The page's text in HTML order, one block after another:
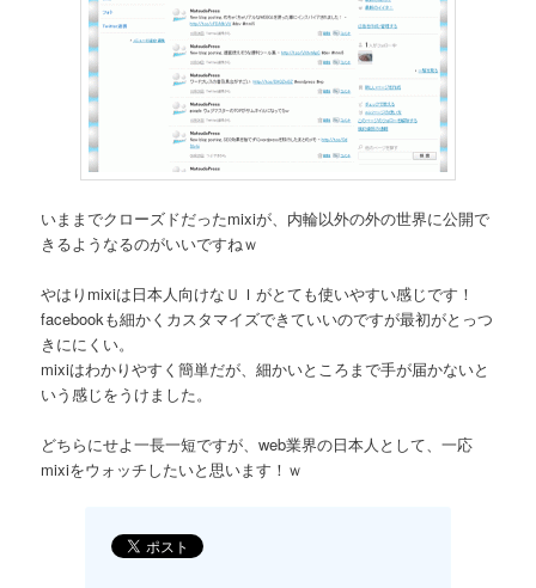
いままでクローズドだったmixiが、内輪以外の外の世界に公開で
きるようなるのがいいですねｗ
やはりmixiは日本人向けなＵＩがとても使いやすい感じです！
facebookも細かくカスタマイズできていいのですが最初がとっつ
きににくい。
mixiはわかりやすく簡単だが、細かいところまで手が届かないと
いう感じをうけました。
どちらにせよ一長一短ですが、web業界の日本人として、一応
mixiをウォッチしたいと思います！ｗ